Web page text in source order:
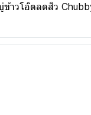
าวโอ๊ตลดสิว